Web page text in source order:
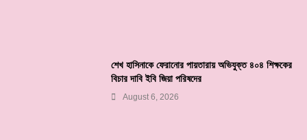
শেখ হাসিনাকে ফেরানোর পায়তারায় অভিযুক্ত ৪০৪ শিক্ষকের
বিচার দাবি ইবি জিয়া পরিষদের
August 6, 2026